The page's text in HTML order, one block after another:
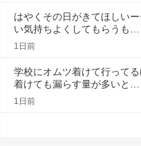
はやくその日がきてほしい
い気持ちよくしてもらうも…
1日前
学校にオムツ着けて行って
着けても漏らす量が多いと…
1日前